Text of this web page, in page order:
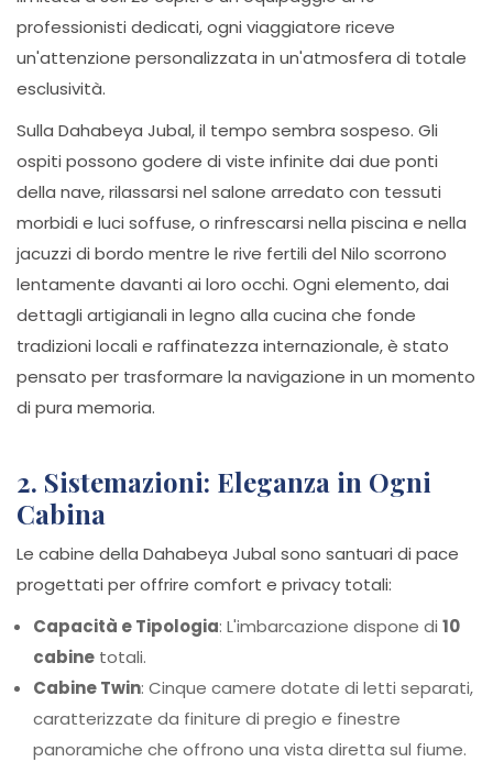
professionisti dedicati, ogni viaggiatore riceve
un'attenzione personalizzata in un'atmosfera di totale
esclusività.
Sulla Dahabeya Jubal, il tempo sembra sospeso. Gli
ospiti possono godere di viste infinite dai due ponti
della nave, rilassarsi nel salone arredato con tessuti
morbidi e luci soffuse, o rinfrescarsi nella piscina e nella
jacuzzi di bordo mentre le rive fertili del Nilo scorrono
lentamente davanti ai loro occhi. Ogni elemento, dai
dettagli artigianali in legno alla cucina che fonde
tradizioni locali e raffinatezza internazionale, è stato
pensato per trasformare la navigazione in un momento
di pura memoria.
2. Sistemazioni: Eleganza in Ogni
Cabina
Le cabine della Dahabeya Jubal sono santuari di pace
progettati per offrire comfort e privacy totali:
Capacità e Tipologia: L'imbarcazione dispone di 10
cabine totali.
Cabine Twin: Cinque camere dotate di letti separati,
caratterizzate da finiture di pregio e finestre
panoramiche che offrono una vista diretta sul fiume.